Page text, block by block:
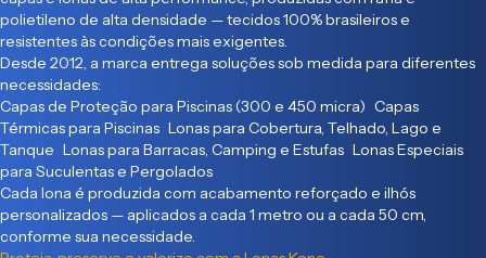
polietileno de alta densidade — tecidos 100% brasileiros e
resistentes às condições mais exigentes.
Desde 2012, a marca entrega soluções sob medida para diferentes
necessidades:
Capas de Proteção para Piscinas (300 e 450 micra) Capas
Térmicas para Piscinas Lonas para Cobertura, Telhado, Lago e
Tanque Lonas para Barracas, Camping e Estufas Lonas Especiais
para Suculentas e Pergolados
Cada lona é produzida com acabamento reforçado e ilhós
personalizados — aplicados a cada 1 metro ou a cada 50 cm,
conforme sua necessidade.